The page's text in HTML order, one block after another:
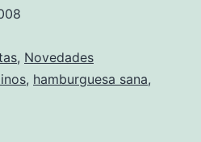
, Novedades
, hamburguesa sana,